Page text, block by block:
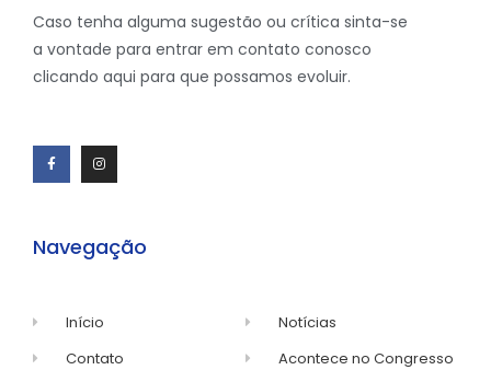
Caso tenha alguma sugestão ou crítica sinta-se
a vontade para entrar em contato conosco
clicando aqui para que possamos evoluir.
Navegação
Início
Contato
Notícias
Acontece no Congresso